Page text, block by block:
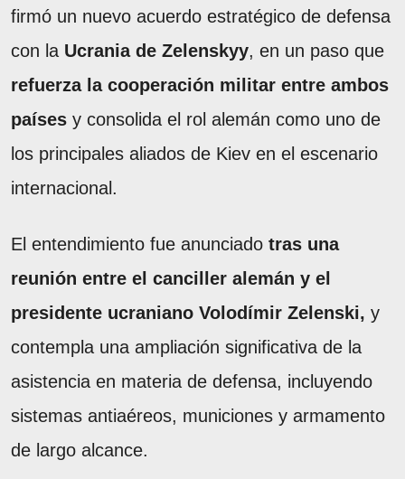
firmó un nuevo acuerdo estratégico de defensa
con la Ucrania de Zelenskyy, en un paso que
refuerza la cooperación militar entre ambos
países y consolida el rol alemán como uno de
los principales aliados de Kiev en el escenario
internacional.
El entendimiento fue anunciado tras una
reunión entre el canciller alemán y el
presidente ucraniano Volodímir Zelenski, y
contempla una ampliación significativa de la
asistencia en materia de defensa, incluyendo
sistemas antiaéreos, municiones y armamento
de largo alcance.